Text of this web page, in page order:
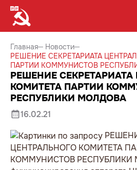
Главная
Новости
РЕШЕНИЕ СЕКРЕТАРИАТА
ПАРТИИ КОММУНИСТОВ
РЕШЕНИЕ
КОМИТЕТА ПАРТИИ
РЕСПУБЛИКИ МОЛДОВА
16.02.21
ЦЕНТРАЛЬНОГО КОМИТЕТА
КОММУНИСТОВ РЕСПУБЛИКИ